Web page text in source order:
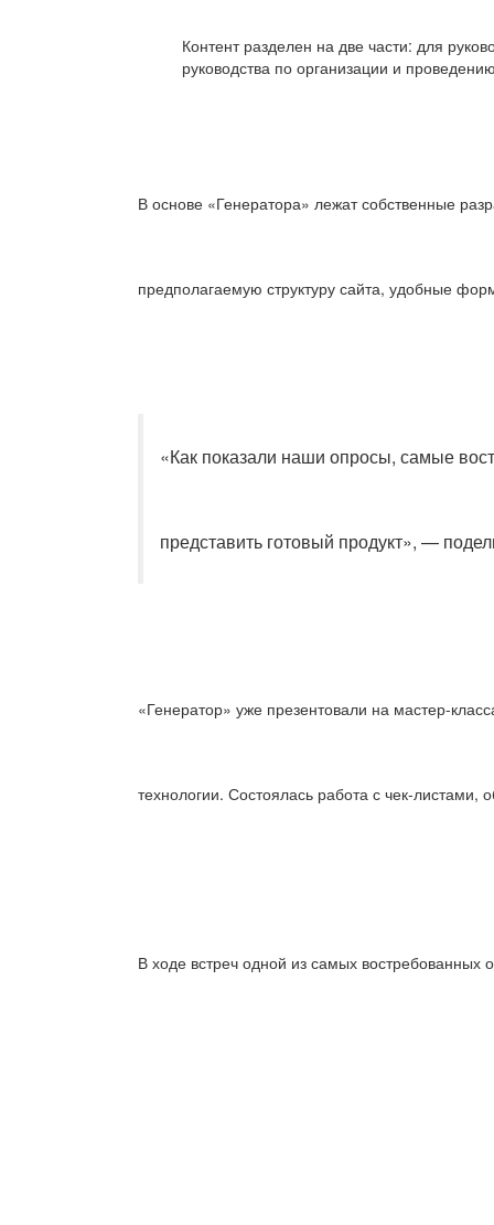
Контент разделен на две части: для
руководства по организации и
В основе «Генератора» лежат собственные
предполагаемую структуру сайта, удобные
«Как показали наши опросы, самые
представить готовый продукт», —
«Генератор» уже презентовали на мастер-
технологии. Состоялась работа с чек-
В ходе встреч одной из самых